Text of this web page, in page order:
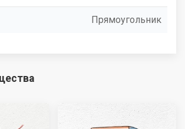
Прямоугольник